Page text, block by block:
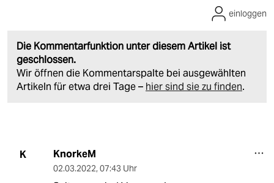
Die Kommentarfunktion unter diesem Artikel ist
geschlossen.
Wir öffnen die Kommentarspalte bei ausgewählten
Artikeln für etwa drei Tage – hier sind sie zu finden.
einloggen
K KnorkeM
02.03.2022, 07:43 Uhr